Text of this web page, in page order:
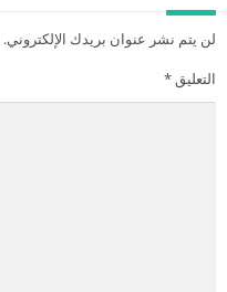
لن يتم نشر عنوان بريدك الإلكتروني.
التعليق *